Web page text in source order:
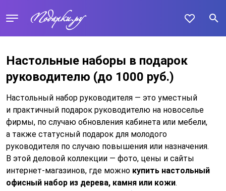
Настольные наборы в подарок
руководителю (до 1000 руб.)
Настольный набор руководителя — это уместный
и практичный подарок руководителю на новоселье
фирмы, по случаю обновления кабинета или мебели,
а также статусный подарок для молодого
руководителя по случаю повышения или назначения.
В этой деловой коллекции — фото, цены и сайты
интернет-магазинов, где можно купить настольный
офисный набор из дерева, камня или кожи.